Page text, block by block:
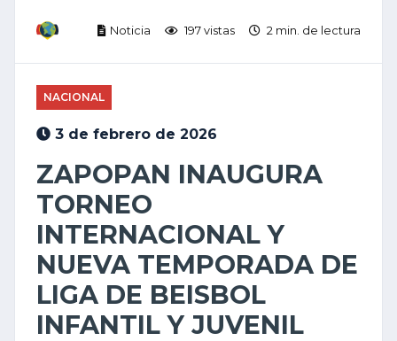
Noticia 197 vistas 2 min. de lectura
NACIONAL
3 de febrero de 2026
ZAPOPAN INAUGURA
TORNEO
INTERNACIONAL Y
NUEVA TEMPORADA DE
LIGA DE BEISBOL
INFANTIL Y JUVENIL